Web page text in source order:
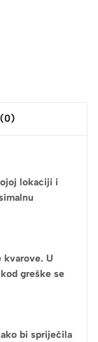
lokaciji i
kvarove. U
greške se
bi spriječila